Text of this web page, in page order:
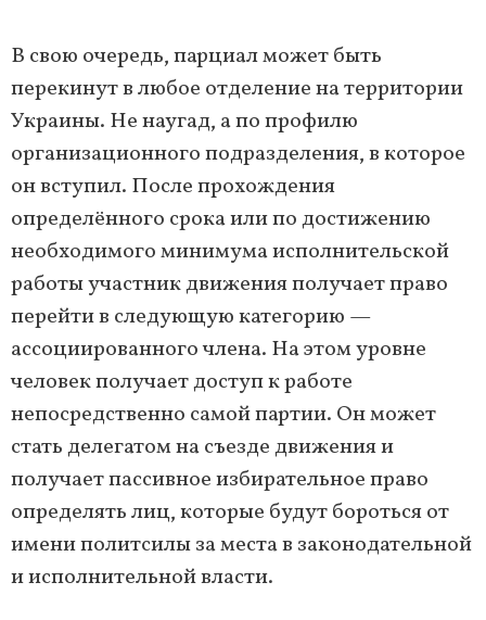
В свою очередь, парциал может быть
перекинут в любое отделение на территории
Украины. Не наугад, а по профилю
организационного подразделения, в которое
он вступил. После прохождения
определённого срока или по достижению
необходимого минимума исполнительской
работы участник движения получает право
перейти в следующую категорию —
ассоциированного члена. На этом уровне
человек получает доступ к работе
непосредственно самой партии. Он может
стать делегатом на съезде движения и
получает пассивное избирательное право
определять лиц, которые будут бороться от
имени политсилы за места в законодательной
и исполнительной власти.